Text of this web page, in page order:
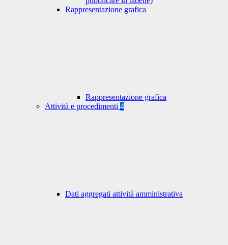
Rappresentazione grafica
Rappresentazione grafica
Attività e procedimenti 4
Dati aggregati attività amministrativa